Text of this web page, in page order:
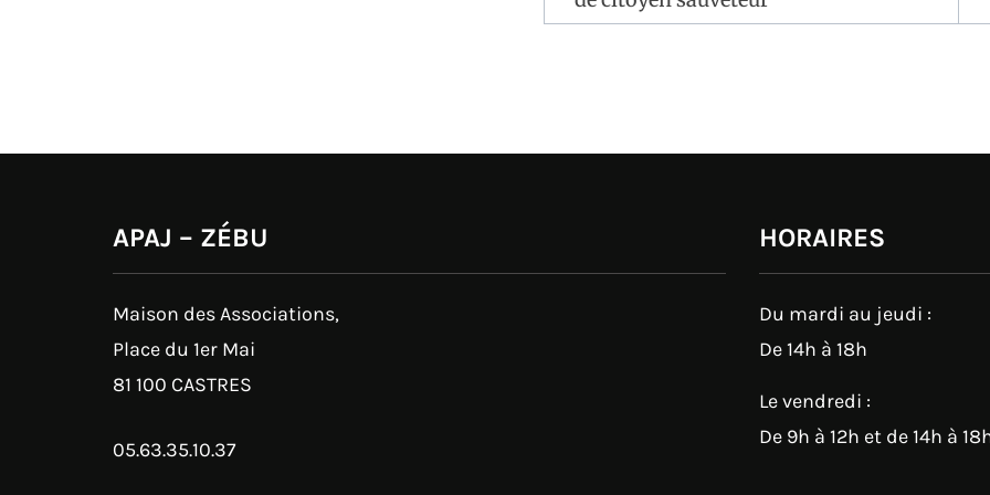
l’article
APAJ – ZÉBU
Maison des Associations,
Place du 1er Mai
81 100 CASTRES
05.63.35.10.37
HORAIRES
Du mardi au jeudi :
De 14h à 18h
Le vendredi :
De 9h à 12h et de 14h à